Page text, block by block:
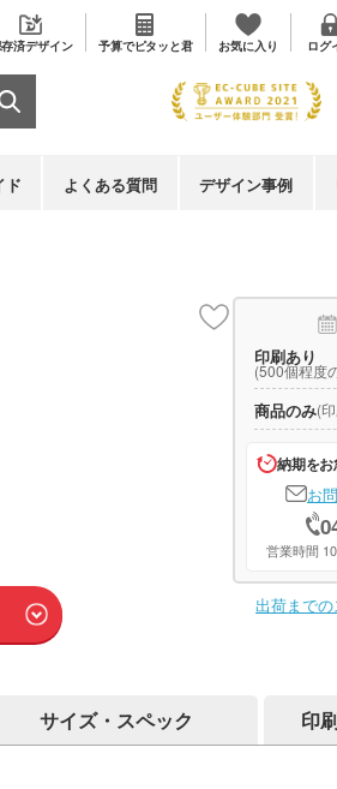
済デザイン 予算でピタッと君 お気に入り ログ
ド よくある質問 デザイン事例
印刷あり
(500個程度
商品のみ(
納期を
お
営業時間
出荷まで
サイズ・スペック 印